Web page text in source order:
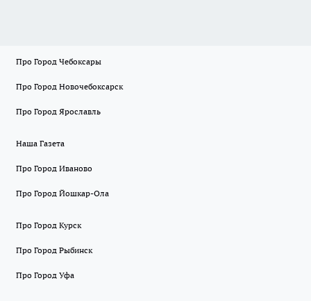
Про Город Чебоксары
Про Город Новочебоксарск
Про Город Ярославль
Наша Газета
Про Город Иваново
Про Город Йошкар-Ола
Про Город Курск
Про Город Рыбинск
Про Город Уфа